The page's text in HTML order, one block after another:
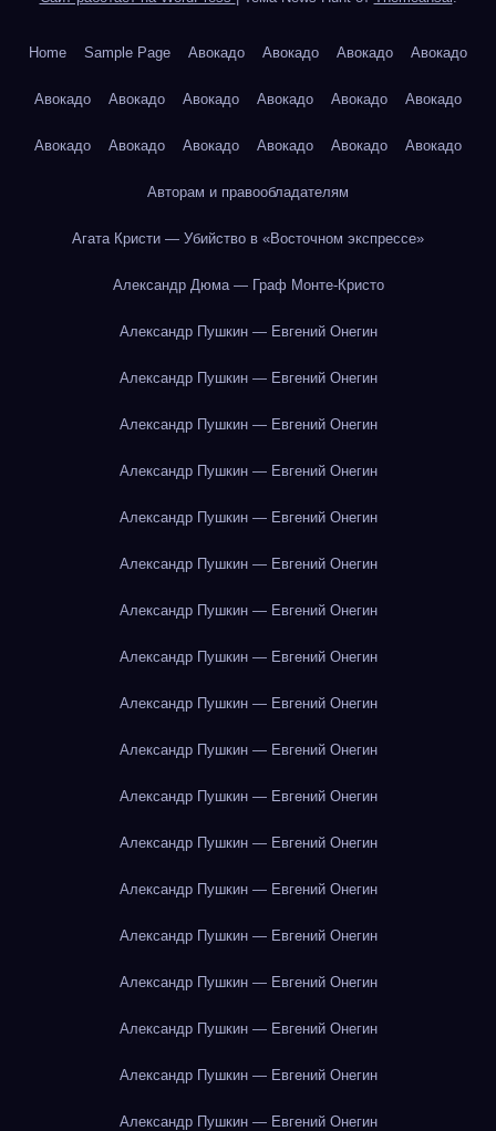
Home Sample Page Авокадо Авокадо Авокадо Авокадо
Авокадо Авокадо Авокадо Авокадо Авокадо Авокадо
Авокадо Авокадо Авокадо Авокадо Авокадо Авокадо
Авторам и правообладателям
Агата Кристи — Убийство в «Восточном экспрессе»
Александр Дюма — Граф Монте-Кристо
Александр Пушкин — Евгений Онегин
Александр Пушкин — Евгений Онегин
Александр Пушкин — Евгений Онегин
Александр Пушкин — Евгений Онегин
Александр Пушкин — Евгений Онегин
Александр Пушкин — Евгений Онегин
Александр Пушкин — Евгений Онегин
Александр Пушкин — Евгений Онегин
Александр Пушкин — Евгений Онегин
Александр Пушкин — Евгений Онегин
Александр Пушкин — Евгений Онегин
Александр Пушкин — Евгений Онегин
Александр Пушкин — Евгений Онегин
Александр Пушкин — Евгений Онегин
Александр Пушкин — Евгений Онегин
Александр Пушкин — Евгений Онегин
Александр Пушкин — Евгений Онегин
Александр Пушкин — Евгений Онегин